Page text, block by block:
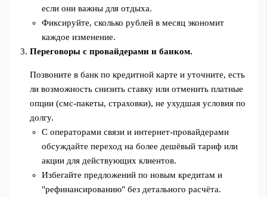
если они важны для отдыха.
Фиксируйте, сколько рублей в месяц экономит
каждое изменение.
Переговоры с провайдерами и банком.
Позвоните в банк по кредитной карте и уточните, есть
ли возможность снизить ставку или отменить платные
опции (смс‑пакеты, страховки), не ухудшая условия по
долгу.
С операторами связи и интернет‑провайдерами
обсуждайте переход на более дешёвый тариф или
акции для действующих клиентов.
Избегайте предложений по новым кредитам и
"рефинансированию" без детального расчёта.